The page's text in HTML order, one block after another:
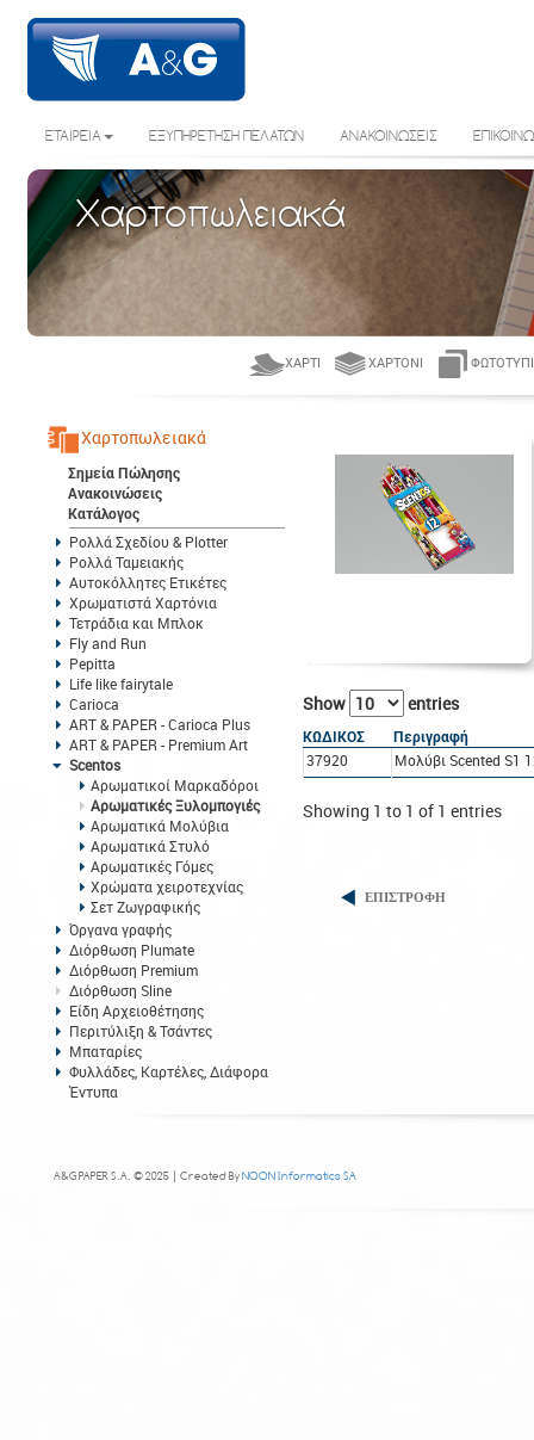
ΕΤΑΙΡΕΙΑ ΕΞΥΠΗΡΕΤΗΣΗ ΠΕΛΑΤΩΝ ΑΝΑΚΟΙΝΩΣΕΙΣ
Χαρτοπωλειακά
ΧΑΡΤΊ ΧΑΡΤΌΝΙ
Χαρτοπωλειακά
Σημεία Πώλησης
Ανακοινώσεις
Κατάλογος
Ρολλά Σχεδίου & Plotter
Ρολλά Ταμειακής
Αυτοκόλλητες Ετικέτες
Χρωματιστά Χαρτόνια
Τετράδια και Μπλοκ
Fly and Run
Pepitta
Life like fairytale
Carioca
ART & PAPER - Carioca Plus
ART & PAPER - Premium Art
Scentos
Αρωματικοί Μαρκαδόροι
Αρωματικές Ξυλομπογιές
Αρωματικά Μολύβια
Αρωματικά Στυλό
Αρωματικές Γόμες
Χρώματα χειροτεχνίας
Σετ Ζωγραφικής
Όργανα γραφής
Διόρθωση Plumate
Διόρθωση Premium
Διόρθωση Sline
Είδη Αρχειοθέτησης
Περιτύλιξη & Τσάντες
Μπαταρίες
Φυλλάδες, Καρτέλες, Διάφορα
Έντυπα
Show entries
ΚΩΔΙΚΟΣ
Περιγραφή
37920
Μολύβι Scented S1
Showing 1 to 1 of 1 entries
ΕΠΙΣΤΡΟΦΗ
A&G PAPER S.A. © 2025 | Created ByNOON Informatics SA